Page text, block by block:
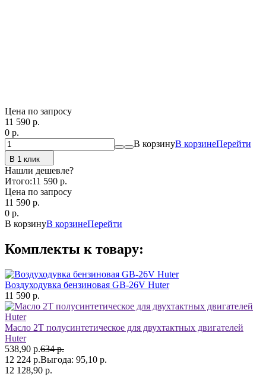
Цена по запросу
11 590 p.
0 p.
В корзинуВ корзинеПерейти
В 1 клик
Нашли дешевле?
Итого:11 590 p.
Цена по запросу
11 590 p.
0 p.
В корзинуВ корзинеПерейти
Комплекты к товару:
Воздуходувка бензиновая GB-26V Huter
11 590 р.
Масло 2Т полусинтетическое для двухтактных двигателей
Huter
538,90 р.634 р.
12 224 р.Выгода: 95,10 р.
12 128,90 р.